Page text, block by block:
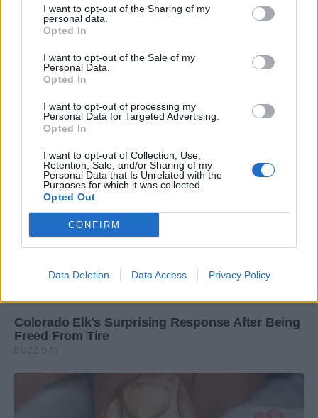
I want to opt-out of the Sharing of my
personal data.
Opted In
I want to opt-out of the Sale of my
Personal Data.
Opted In
I want to opt-out of processing my
Personal Data for Targeted Advertising.
Opted In
I want to opt-out of Collection, Use,
Retention, Sale, and/or Sharing of my
Personal Data that Is Unrelated with the
Purposes for which it was collected.
Opted Out
CONFIRM
Data Deletion Data Access Privacy Policy